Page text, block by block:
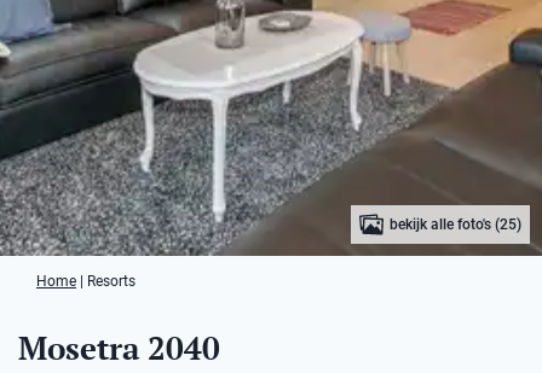
bekijk alle foto's (25)
Home Resorts
Mosetra 2040